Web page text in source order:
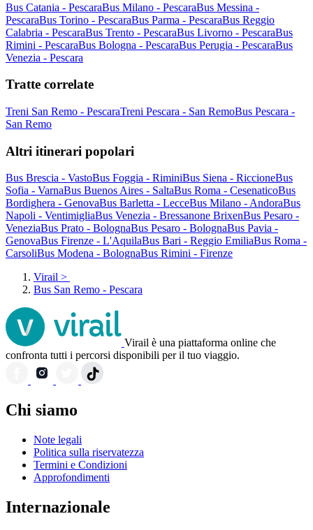
Bus Catania - PescaraBus Milano - PescaraBus Messina -
PescaraBus Torino - PescaraBus Parma - PescaraBus Reggio
Calabria - PescaraBus Trento - PescaraBus Livorno - PescaraBus
Rimini - PescaraBus Bologna - PescaraBus Perugia - PescaraBus
Venezia - Pescara
Tratte correlate
Treni San Remo - PescaraTreni Pescara - San RemoBus Pescara -
San Remo
Altri itinerari popolari
Bus Brescia - VastoBus Foggia - RiminiBus Siena - RiccioneBus
Sofia - VarnaBus Buenos Aires - SaltaBus Roma - CesenaticoBus
Bordighera - GenovaBus Barletta - LecceBus Milano - AndoraBus
Napoli - VentimigliaBus Venezia - Bressanone BrixenBus Pesaro -
VeneziaBus Prato - BolognaBus Pesaro - BolognaBus Pavia -
GenovaBus Firenze - L'AquilaBus Bari - Reggio EmiliaBus Roma -
CarsoliBus Modena - BolognaBus Rimini - Firenze
Virail >
Bus San Remo - Pescara
Virail è una piattaforma online che
confronta tutti i percorsi disponibili per il tuo viaggio.
Chi siamo
Note legali
Politica sulla riservatezza
Termini e Condizioni
Approfondimenti
Internazionale